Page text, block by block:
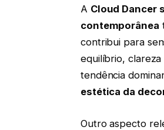
A Cloud Dancer
contemporânea
contribui para
equilíbrio,
tendência
estética da
Outro aspecto